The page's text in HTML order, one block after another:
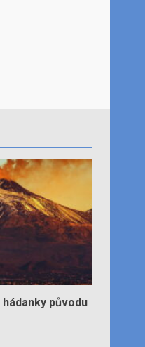
původu